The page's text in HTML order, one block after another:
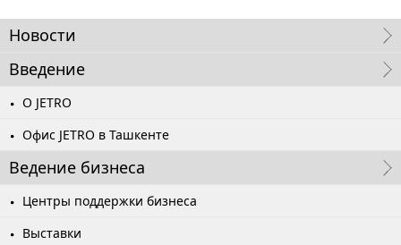
Новости
Введение
О JETRO
Офис JETRO в Ташкенте
Ведение бизнеса
Центры поддержки бизнеса
Выставки